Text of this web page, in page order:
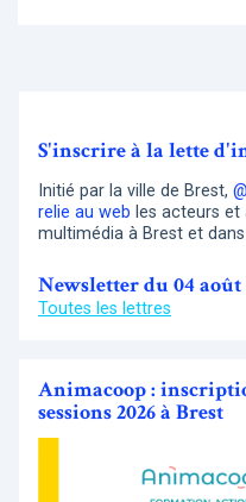
S'inscrire à la lette
Initié par la ville de Brest,
relie au web les acteurs et
multimédia à Brest et
Newsletter du 04 août
Toutes les lettres
Animacoop :
sessions 2026 à Brest